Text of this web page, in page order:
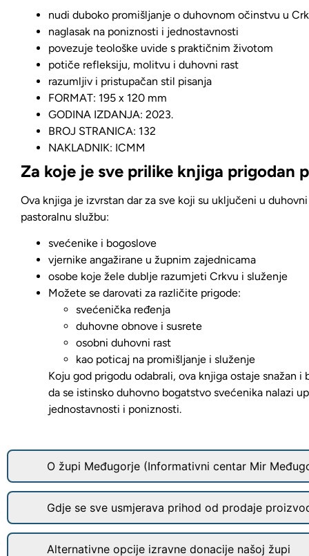
nudi duboko promišljanje o duhovnom očinstvu u
naglasak na poniznosti i jednostavnosti
povezuje teološke uvide s praktičnim životom
potiče refleksiju, molitvu i duhovni rast
razumljiv i pristupačan stil pisanja
FORMAT: 195 x 120 mm
GODINA IZDANJA: 2023.
BROJ STRANICA: 132
NAKLADNIK: ICMM
Za koje je sve prilike knjiga prigodan
Ova knjiga je izvrstan dar za sve koji su uključeni u
pastoralnu službu:
svećenike i bogoslove
vjernike angažirane u župnim zajednicama
osobe koje žele dublje razumjeti Crkvu i služenje
Možete se darovati za različite prigode:
svećenička ređenja
duhovne obnove i susrete
osobni duhovni rast
kao poticaj na promišljanje i služenje
Koju god prigodu odabrali, ova knjiga ostaje snažan i
da se istinsko duhovno bogatstvo svećenika nalazi
jednostavnosti i poniznosti.
O župi Međugorje (Informativni centar Mir
Gdje se sve usmjerava prihod od prodaje
Alternativne opcije izravne donacije našoj župi